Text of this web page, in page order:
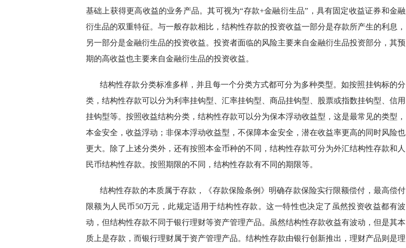
基础上获得更高收益的业务产品。其可视为“存款+金融衍生品”，具有固定收益证券和金融
衍生品的双重特征。与一般存款相比，结构性存款的投资收益一部分是存款所产生的利息，
另一部分是金融衍生品的投资收益。投资者面临的风险主要来自金融衍生品投资部分，其预
期的高收益也主要来自金融衍生品的投资收益。
结构性存款分类标准多样，并且每一个分类方式都可分为多种类型。如按照挂钩标的分
类，结构性存款可以分为利率挂钩型、汇率挂钩型、商品挂钩型、股票或指数挂钩型、信用
挂钩型等。按照收益结构分类，结构性存款可以分为保本浮动收益型，这是最常见的类型，
本金安全，收益浮动；非保本浮动收益型，不保障本金安全，潜在收益率更高的同时风险也
更大。除了上述分类外，还有按照本金币种的不同，结构性存款可分为外汇结构性存款和人
民币结构性存款。按照期限的不同，结构性存款有不同的期限等。
结构性存款的本质属于存款，《存款保险条例》明确存款保险实行限额偿付，最高偿付
限额为人民币50万元，此规定适用于结构性存款。这一特性也决定了虽然投资收益都有波
动，但结构性存款不同于银行理财等资产管理产品。虽然结构性存款收益有波动，但是其本
质上是存款，而银行理财属于资产管理产品。结构性存款由银行创新推出，理财产品则是理